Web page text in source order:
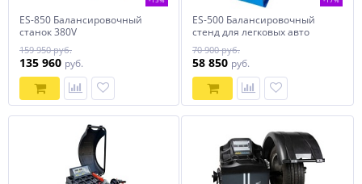
ES-850 Балансировочный
станок 380V
159 950 руб.
135 960 руб.
ES-500 Балансировочный
стенд для легковых авто
5015, 220V
70 900 руб.
58 850 руб.